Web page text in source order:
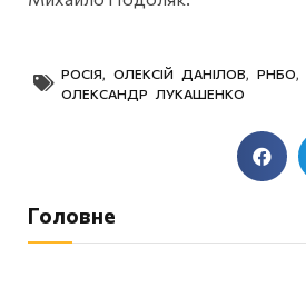
РОСІЯ ОЛЕКСІЙ ДАНІЛОВ РНБО
ОЛЕКСАНДР ЛУКАШЕНКО
Головне